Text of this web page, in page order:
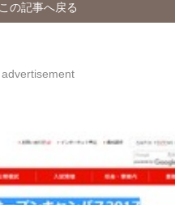
この記事へ戻る
advertisement